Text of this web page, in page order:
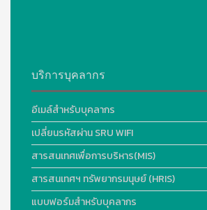
บริการบุคลากร
อีเมล์สำหรับบุคลากร
เปลี่ยนรหัสผ่าน SRU WIFI
สารสนเทศเพื่อการบริหาร(MIS)
สารสนเทศฯ ทรัพยากรมนุษย์ (HRIS)
แบบฟอร์มสำหรับบุคลากร